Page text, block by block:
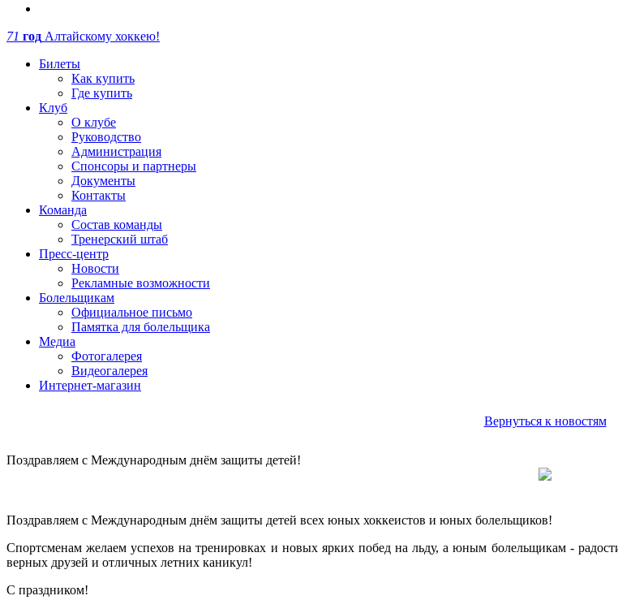
71 год Алтайскому хоккею!
Билеты
Как купить
Где купить
Клуб
О клубе
Руководство
Администрация
Спонсоры и партнеры
Документы
Контакты
Команда
Состав команды
Тренерский штаб
Пресс-центр
Новости
Рекламные возможности
Болельщикам
Официальное письмо
Памятка для болельщика
Медиа
Фотогалерея
Видеогалерея
Интернет-магазин
Вернуться к новостям
Поздравляем с Международным днём защиты детей!
Поздравляем с Международным днём защиты детей всех юных хоккеистов и юных болельщиков!
Спортсменам желаем успехов на тренировках и новых ярких побед на льду, а юным болельщикам -
верных друзей и отличных летних каникул!
С праздником!